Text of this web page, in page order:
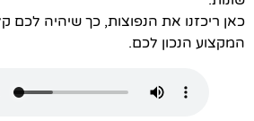
כאן ריכזנו את הנפוצות, כך שיהיה לכם
המקצוע הנכון לכם.